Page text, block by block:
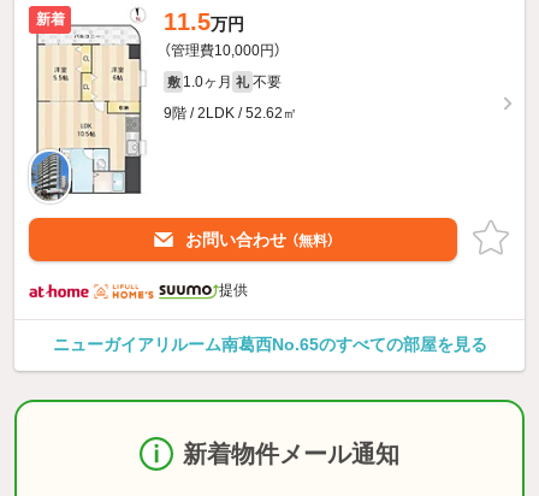
新着 11.5万円
（管理費10,000円）
敷 1.0ヶ月 礼 不要
9階 / 2LDK / 52.62㎡
お問い合わせ （無料）
提供
ニューガイアリルーム南葛西No.65のすべての部屋を見る
新着物件メール通知